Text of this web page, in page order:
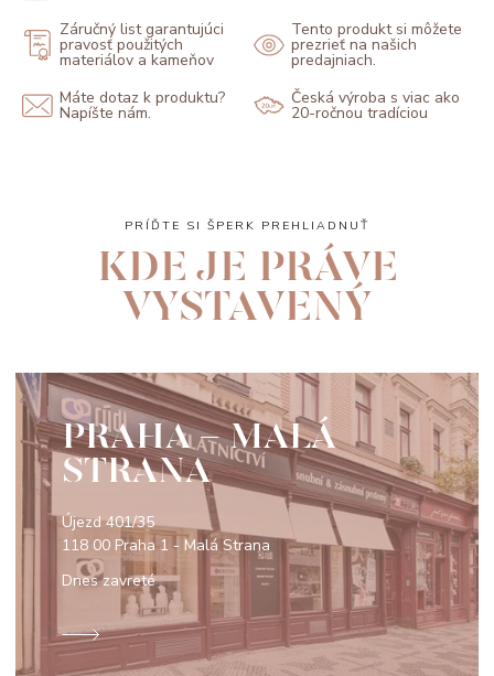
Záručný list garantujúci
pravosť použitých
materiálov a kameňov
Tento produkt si môžete
prezrieť na našich
predajniach.
Máte dotaz k produktu?
Napíšte nám.
Česká výroba s viac ako
20-ročnou tradíciou
PRÍĎTE SI ŠPERK PREHLIADNUŤ
KDE JE PRÁVE
VYSTAVENÝ
PRAHA - MALÁ
STRANA
Újezd 401/35
118 00 Praha 1 - Malá Strana
Dnes zavreté